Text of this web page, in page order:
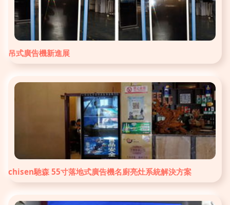
吊式廣告機新進展
chisen馳森 55寸落地式廣告機名廚亮灶系統解決方案